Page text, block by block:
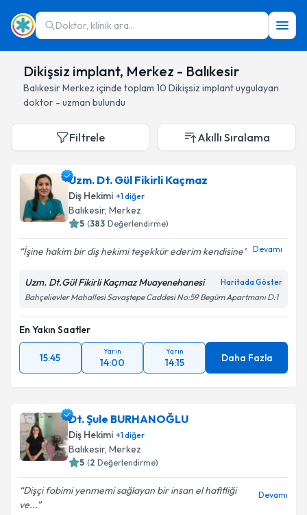
Doktor, klinik ara...
Dikişsiz implant, Merkez - Balıkesir
BalıkesirMerkez içinde toplam 10 Dikişsiz implantuygulayan
doktor - uzman bulundu
Filtrele Akıllı Sıralama
Uzm. Dt. Gül Fikirli Kaçmaz
Diş Hekimi +1diğer
Balıkesir, Merkez
5 (383 Değerlendirme)
İşine hakim bir diş hekimi teşekkür ederim kendisine Devamı
Uzm. Dt.Gül Fikirli Kaçmaz Muayenehanesi Haritada Göster
Bahçelievler Mahallesi Savaştepe Caddesi No:59 Begüm Apartmanı D:1
En Yakın Saatler
15:45
Yarın
14:00
Yarın
14:15 Daha Fazla
Dt. Şule BURHANOĞLU
Diş Hekimi +1diğer
Balıkesir, Merkez
5 (2 Değerlendirme)
Dişçi fobimi yenmemi sağlayan bir insan el hafifliği
ve...
Devamı